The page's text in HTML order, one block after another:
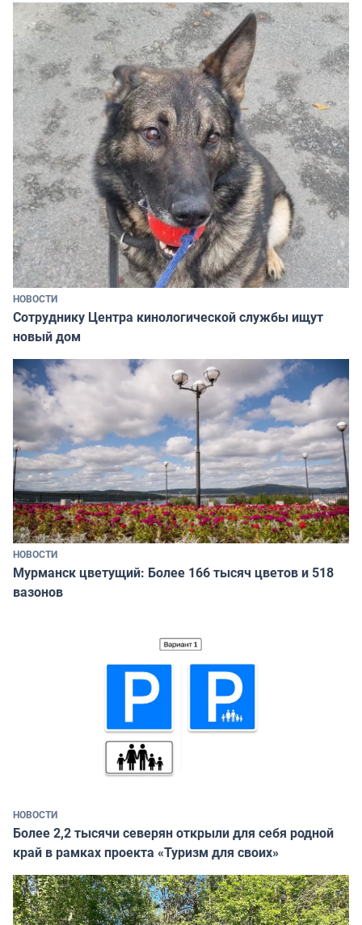
НОВОСТИ
Сотруднику Центра кинологической службы ищут
новый дом
НОВОСТИ
Мурманск цветущий: Более 166 тысяч цветов и 518
вазонов
НОВОСТИ
Более 2,2 тысячи северян открыли для себя родной
край в рамках проекта «Туризм для своих»